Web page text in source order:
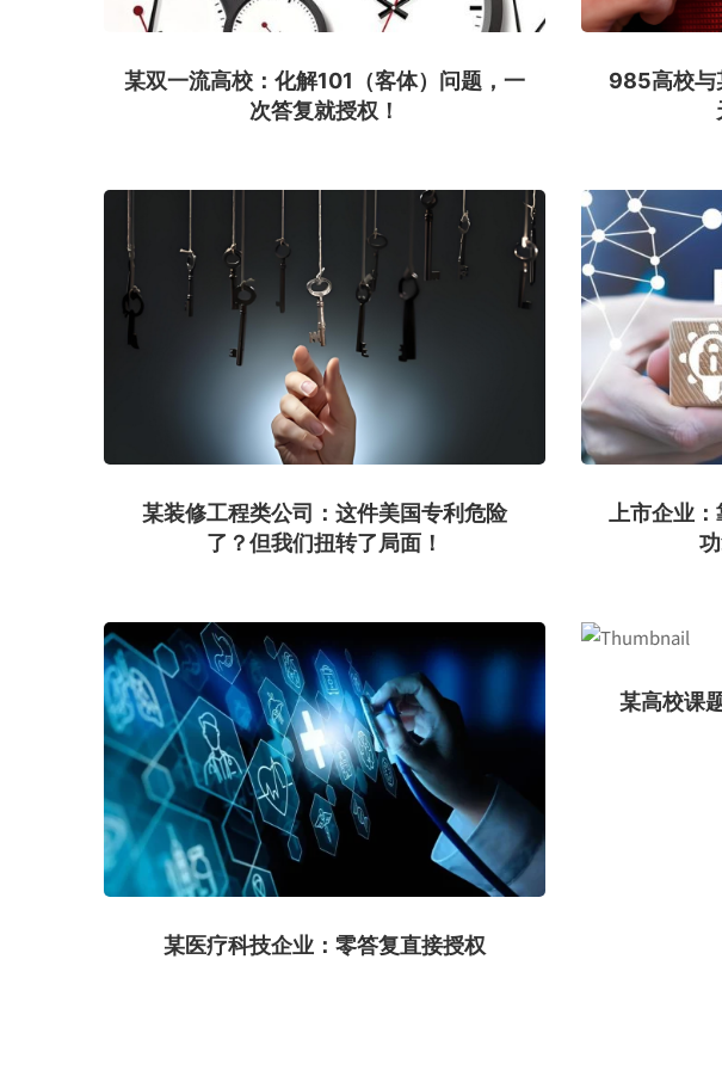
某双一流高校：化解101（客体）问题，一
次答复就授权！
985高校与
某装修工程类公司：这件美国专利危险
了？但我们扭转了局面！
上市企业
某医疗科技企业：零答复直接授权
某高校课